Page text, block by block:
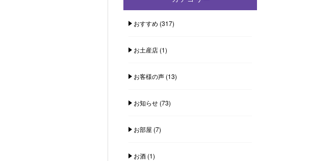
おすすめ (317)
お土産店(1)
お客様の声(13)
お知らせ(73)
お部屋 (7)
お酒(1)